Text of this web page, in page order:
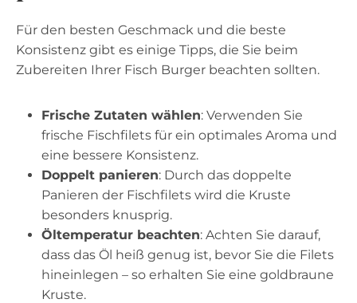
Für den besten Geschmack und die beste
Konsistenz gibt es einige Tipps, die Sie beim
Zubereiten Ihrer Fisch Burger beachten sollten.
Frische Zutaten wählen: Verwenden Sie
frische Fischfilets für ein optimales Aroma und
eine bessere Konsistenz.
Doppelt panieren: Durch das doppelte
Panieren der Fischfilets wird die Kruste
besonders knusprig.
Öltemperatur beachten: Achten Sie darauf,
dass das Öl heiß genug ist, bevor Sie die Filets
hineinlegen – so erhalten Sie eine goldbraune
Kruste.